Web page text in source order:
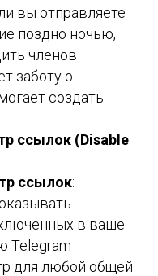
вы отправляете
поздно ночью,
членов
заботу о
создать
ссылок (Disable
ссылок:
в ваше
Telegram
для любой общей